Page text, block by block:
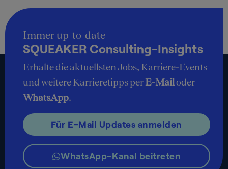
Immer up-to-date
SQUEAKER Consulting-Insights
Erhalte die aktuellsten Jobs, Karriere-Events
und weitere Karrieretipps perE-Mailoder
WhatsApp.
Für E-Mail Updates anmelden
WhatsApp-Kanal beitreten